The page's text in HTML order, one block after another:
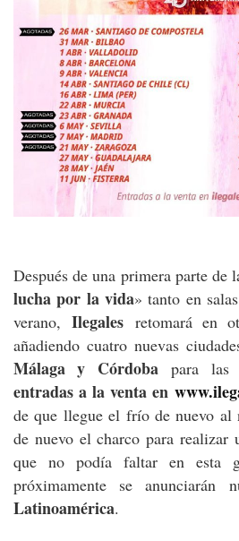
Después de una primera parte de
lucha por la vida» tanto en
verano,Ilegales retomará en
añadiendo cuatro nuevas
Málaga y Córdobapara las
entradas a la venta en
de que llegue el frío de nuevo al
de nuevo el charco para realizar
que no podía faltar en esta
próximamente se anunciarán
Latinoamérica.